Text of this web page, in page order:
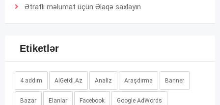
Ətraflı məlumat üçün Əlaqə saxlayın
Etiketlər
4 addım AlGetdi.Az Analiz Araşdırma Banner
Bazar Elanlar Facebook Google AdWords